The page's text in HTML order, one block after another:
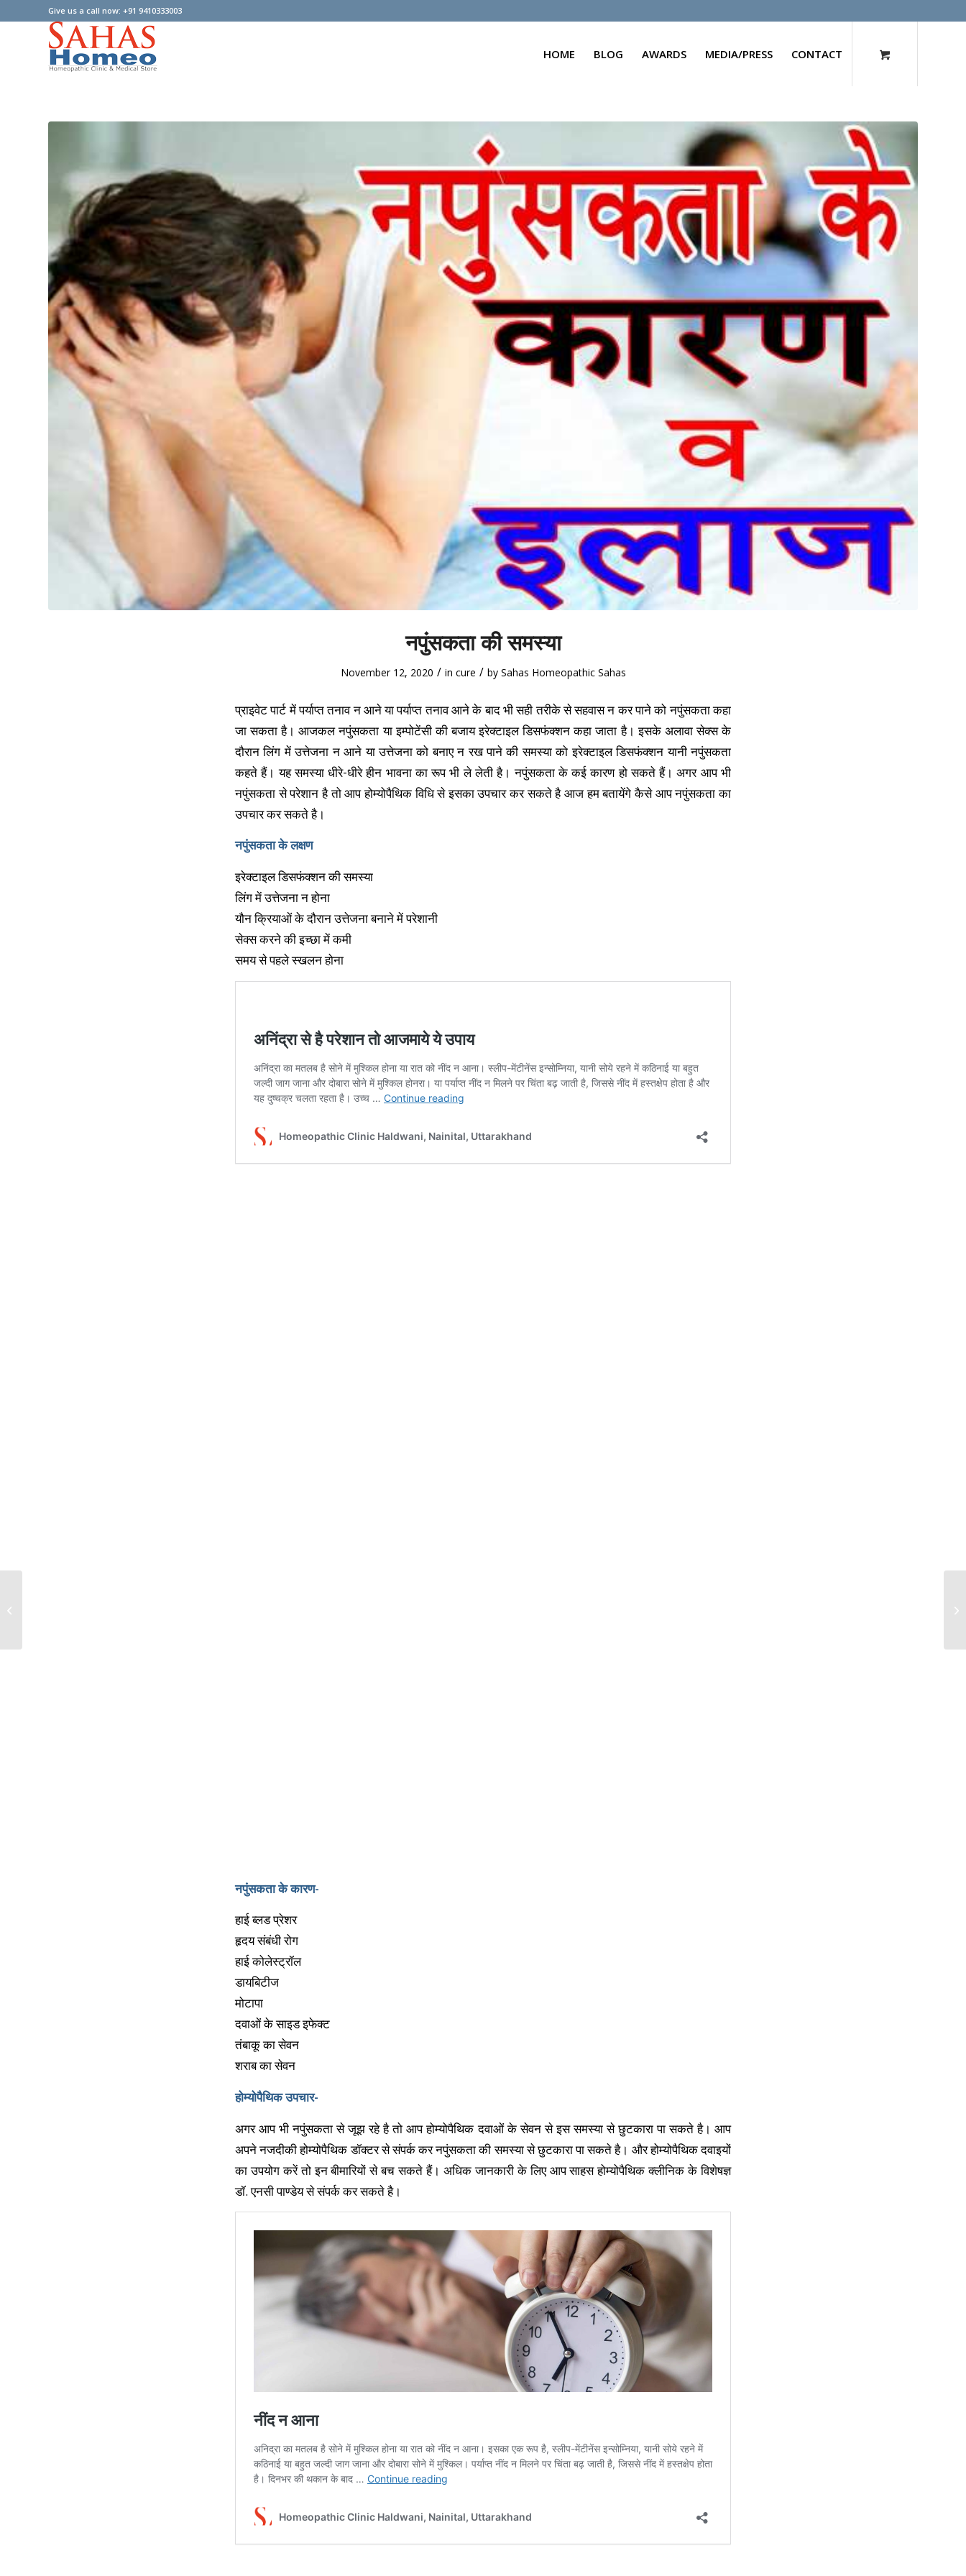
Give us a call now: +91 9410333003
HOME BLOG AWARDS MEDIA/PRESS CONTACT
नपुंसकता की समस्या
November 12, 2020 / in cure / by Sahas Homeopathic Sahas
प्राइवेट पार्ट में पर्याप्त तनाव न आने या पर्याप्त तनाव आने के बाद भी सही तरीके से सहवास न कर पाने को नपुंसकता कहा
जा सकता है। आजकल नपुंसकता या इम्पोटेंसी की बजाय इरेक्टाइल डिसफंक्शन कहा जाता है। इसके अलावा सेक्स के
दौरान लिंग में उत्तेजना न आने या उत्तेजना को बनाए न रख पाने की समस्या को इरेक्टाइल डिसफंक्शन यानी नपुंसकता
कहते हैं। यह समस्या धीरे-धीरे हीन भावना का रूप भी ले लेती है। नपुंसकता के कई कारण हो सकते हैं। अगर आप भी
नपुंसकता से परेशान है तो आप होम्योपैथिक विधि से इसका उपचार कर सकते है आज हम बतायेंगे कैसे आप नपुंसकता का
उपचार कर सकते है।
नपुंसकता के लक्षण
इरेक्टाइल डिसफंक्शन की समस्या
लिंग में उत्तेजना न होना
यौन क्रियाओं के दौरान उत्तेजना बनाने में परेशानी
सेक्स करने की इच्छा में कमी
समय से पहले स्खलन होना
नपुंसकता के कारण-
हाई ब्लड प्रेशर
हृदय संबंधी रोग
हाई कोलेस्ट्रॉल
डायबिटीज
मोटापा
दवाओं के साइड इफेक्ट
तंबाकू का सेवन
शराब का सेवन
होम्योपैथिक उपचार-
अगर आप भी नपुंसकता से जूझ रहे है तो आप होम्योपैथिक दवाओं के सेवन से इस समस्या से छुटकारा पा सकते है। आप
अपने नजदीकी होम्योपैथिक डॉक्टर से संपर्क कर नपुंसकता की समस्या से छुटकारा पा सकते है। और होम्योपैथिक दवाइयों
का उपयोग करें तो इन बीमारियों से बच सकते हैं। अधिक जानकारी के लिए आप साहस होम्योपैथिक क्लीनिक के विशेषज्ञ
डॉ. एनसी पाण्डेय से संपर्क कर सकते है।